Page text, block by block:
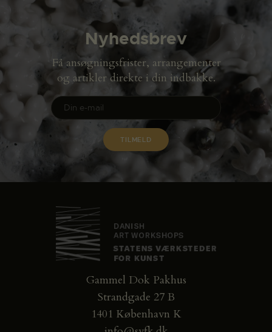
Nyhedsbrev
Få ansøgningsfrister, arrangementer
og artikler direkte i din indbakke.
Gammel Dok Pakhus
Strandgade 27 B
1401 København K